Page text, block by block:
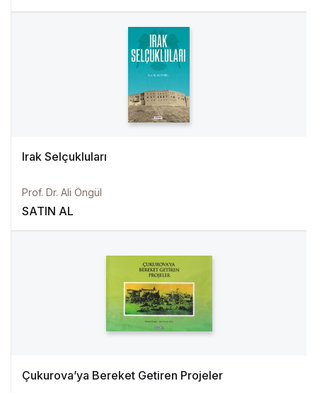
Irak Selçukluları
Prof. Dr. Ali Öngül
SATIN AL
Çukurova’ya Bereket Getiren Projeler